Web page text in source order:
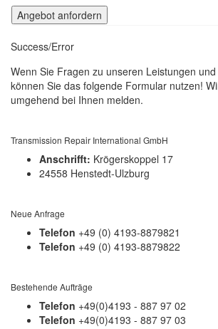
Success/Error
Wenn Sie Fragen zu unseren Leistungen
können Sie das folgende Formular nutzen!
umgehend bei Ihnen melden.
Transmission Repair International GmbH
Anschrifft: Krögerskoppel 17
24558 Henstedt-Ulzburg
Neue Anfrage
Telefon +49 (0) 4193-8879821
Telefon +49 (0) 4193-8879822
Bestehende Aufträge
Telefon +49(0)4193 - 887 97 02
Telefon +49(0)4193 - 887 97 03